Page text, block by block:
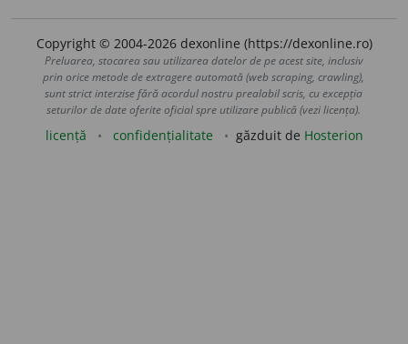
Copyright © 2004-2026 dexonline (https://dexonline.ro)
Preluarea, stocarea sau utilizarea datelor de pe acest site, inclusiv
prin orice metode de extragere automată (web scraping, crawling),
sunt strict interzise fără acordul nostru prealabil scris, cu excepția
seturilor de date oferite oficial spre utilizare publică (vezi licența).
licență confidențialitate găzduit de Hosterion